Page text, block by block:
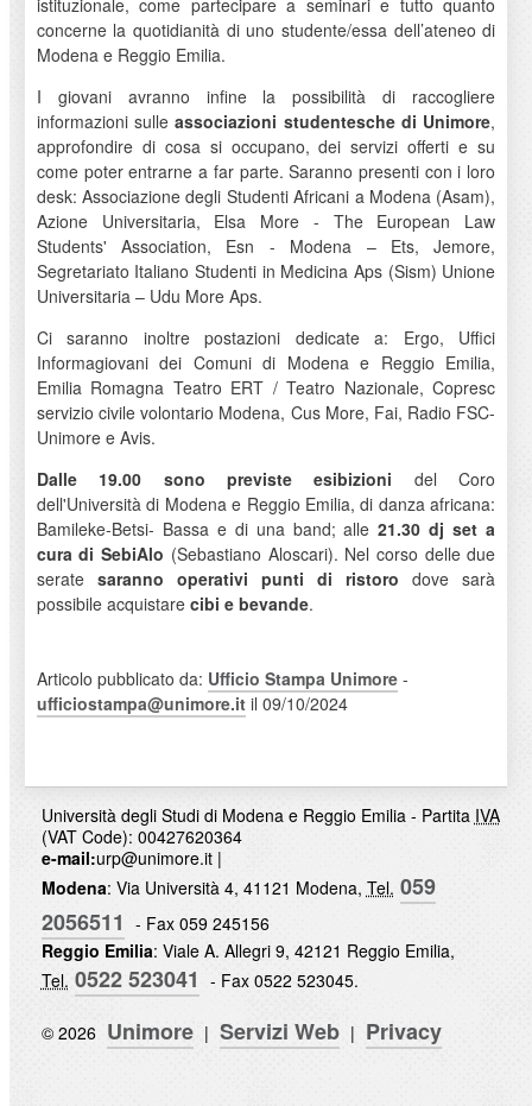
istituzionale, come partecipare a seminari e tutto quanto
concerne la quotidianità di uno studente/essa dell’ateneo di
Modena e Reggio Emilia.
I giovani avranno infine la possibilità di raccogliere
informazioni sulleassociazioni studentesche di Unimore,
approfondire di cosa si occupano, dei servizi offerti e su
come poter entrarne a far parte. Saranno presenti con i loro
desk: Associazione degli Studenti Africani a Modena (Asam),
Azione Universitaria, Elsa More - The European Law
Students' Association, Esn - Modena – Ets, Jemore,
Segretariato Italiano Studenti in Medicina Aps (Sism) Unione
Universitaria – Udu More Aps.
Ci saranno inoltre postazioni dedicate a: Ergo, Uffici
Informagiovani dei Comuni di Modena e Reggio Emilia,
Emilia Romagna Teatro ERT / Teatro Nazionale, Copresc
servizio civile volontario Modena, Cus More, Fai, Radio FSC-
Unimore e Avis.
Dalle 19.00 sono previste esibizioni del Coro
dell'Università di Modena e Reggio Emilia, di danza africana:
Bamileke-Betsi- Bassa e di una band; alle21.30 dj set a
cura di SebiAlo (Sebastiano Aloscari). Nel corso delle due
serate saranno operativi punti di ristorodove sarà
possibile acquistare cibi e bevande.
Articolo pubblicato da: Ufficio Stampa Unimore-
ufficiostampa@unimore.itil 09/10/2024
Università degli Studi di Modena e Reggio Emilia - Partita IVA
(VAT Code): 00427620364
e-mail:urp@unimore.it|
Modena: Via Università 4, 41121 Modena, Tel. 059
2056511 - Fax 059 245156
Reggio Emilia: Viale A. Allegri 9, 42121 Reggio Emilia,
Tel. 0522 523041 - Fax 0522 523045.
© 2026 Unimore | Servizi Web | Privacy